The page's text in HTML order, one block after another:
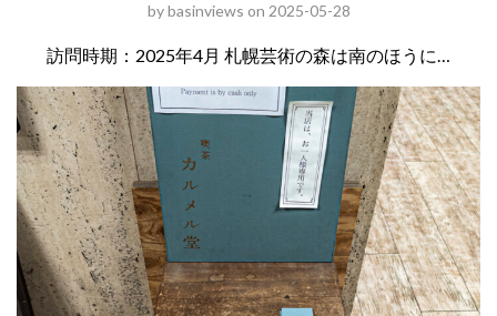
bybasinviews on 2025-05-28
訪問時期：2025年4月 札幌芸術の森は南のほうに…